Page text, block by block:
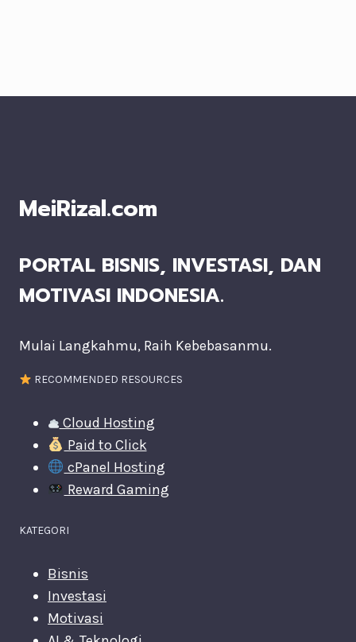
MeiRizal.com
PORTAL BISNIS, INVESTASI, DAN
MOTIVASI INDONESIA.
Mulai Langkahmu, Raih Kebebasanmu.
RECOMMENDED RESOURCES
Cloud Hosting
Paid to Click
cPanel Hosting
Reward Gaming
KATEGORI
Bisnis
Investasi
Motivasi